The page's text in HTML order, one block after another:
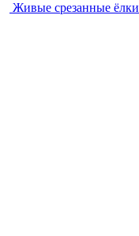
Живые срезанные ёлки